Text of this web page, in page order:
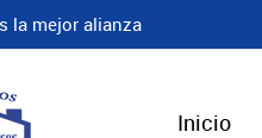
la mejor alianza
Inicio